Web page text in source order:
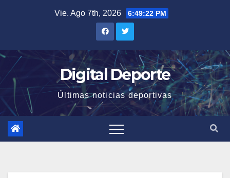
Vie. Ago 7th, 2026 6:49:22 PM
Digital Deporte
Últimas noticias deportivas